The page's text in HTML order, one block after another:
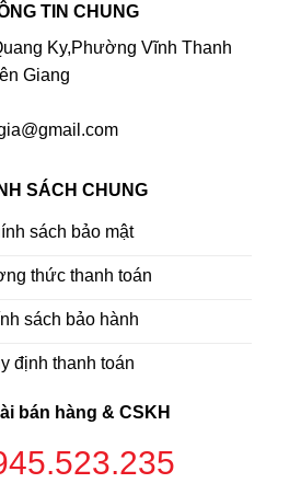
TIN CHUNG
Ky,Phường Vĩnh Thanh
Giang
SÁCH CHUNG
sách bảo mật
thức thanh toán
sách bảo hành
định thanh toán
bán hàng & CSKH